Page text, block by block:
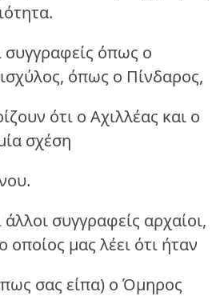
συγγραφείς όπως ο
όπως ο Πίνδαρος,
ότι ο Αχιλλέας και ο
σχέση
συγγραφείς αρχαίοι,
μας λέει ότι ήταν
σας είπα) ο Όμηρος